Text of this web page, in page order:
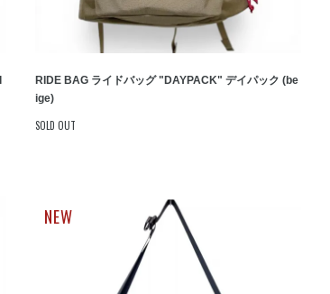
RIDE BAG ライドバッグ "DAYPACK" デイパック (be
ige)
SOLD OUT
NEW